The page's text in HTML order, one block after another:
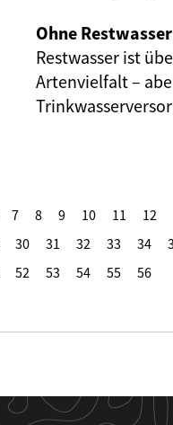
Ohne
Restwasser ist
Artenvielfalt –
7 8 9 10 11 12
30 31 32 33 34
52 53 54 55 56